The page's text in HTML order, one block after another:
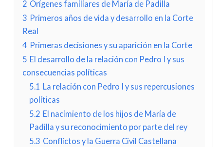
2 Orígenes familiares de María de Padilla
3 Primeros años de vida y desarrollo en la Corte
Real
4 Primeras decisiones y su aparición en la Corte
5 El desarrollo de la relación con Pedro I y sus
consecuencias políticas
5.1 La relación con Pedro I y sus repercusiones
políticas
5.2 El nacimiento de los hijos de María de
Padilla y su reconocimiento por parte del rey
5.3 Conflictos y la Guerra Civil Castellana